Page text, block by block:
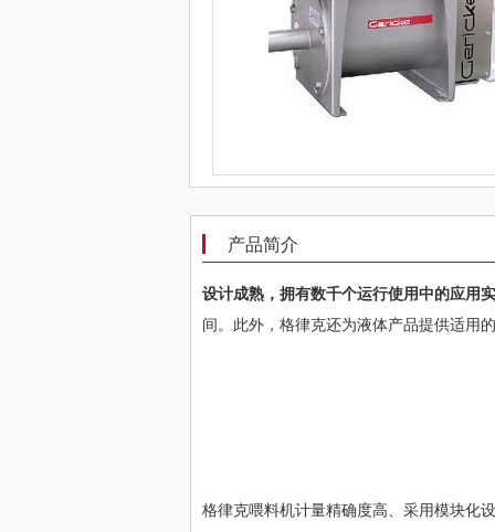
产品简介
设计成熟，拥有数千个运行使用中的应用
间。此外，格律克还为液体产品提供适用
格律克喂料机计量精确度高、采用模块化